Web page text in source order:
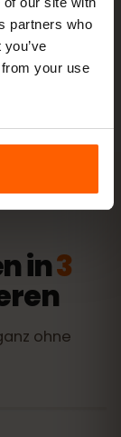
partners who
your use
Verbrauch
ab.
in3
ohne